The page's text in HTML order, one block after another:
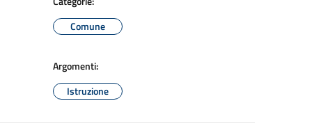
Comune
Argomenti:
Istruzione